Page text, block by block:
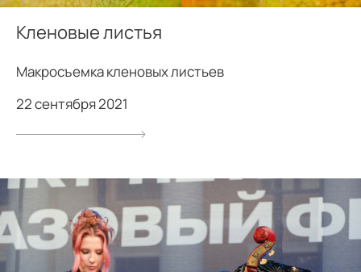
Кленовые листья
Макросъемка кленовых листьев
22 сентября 2021